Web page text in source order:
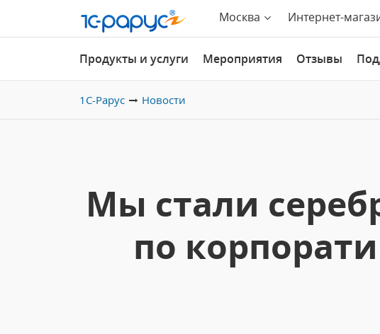
Москва Интернет-
Продукты и услуги Мероприятия Отзывы
1С-Рарус Новости
Мы стали
по